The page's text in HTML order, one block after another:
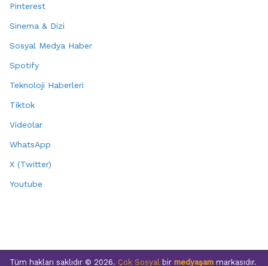
Pinterest
Sinema & Dizi
Sosyal Medya Haber
Spotify
Teknoloji Haberleri
Tiktok
Videolar
WhatsApp
X (Twitter)
Youtube
Tüm hakları saklıdır © 2026. Çok Sosyal bir medyaşam markasıdır.